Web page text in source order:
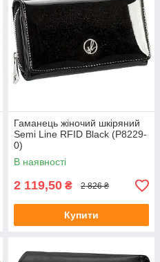
Гаманець жіночий шкіряний
Semi Line RFID Black (P8229-
0)
В наявності
2 119,50 ₴ 2 826 ₴
Купити